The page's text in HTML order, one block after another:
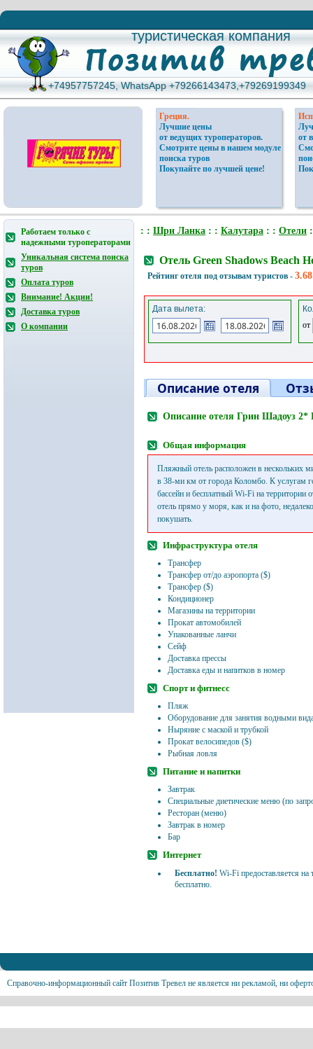
туристическая компания
туристическая компания
+74957757245, WhatsApp +79266143473,+79269199349
+74957757245, WhatsApp +79266143473,+79269199349
Греция.
Лучшие цены
от ведущих туроператоров.
Смотрите цены в нашем модуле
поиска туров
Покупайте по лучшей цене!
от
Работаем только с
надежными туроператорами
Уникальная система поиска
туров
Оплата туров
Внимание! Акции!
Доставка туров
О компании
: : Шри Ланка : : Калутара : : Отели
Отель Green Shadows Beach
Рейтинг отеля под отзывам туристов -
Дата вылета:
от
Описание отеля
Описание отеля Грин Шадоуз 2*
Общая информация
Пляжный отель расположен в нескольких
в 38-ми км от города Коломбо. К услугам
бассейн и бесплатный Wi-Fi на территории
отель прямо у моря, как и на фото,
покушать.
Инфраструктура отеля
Трансфер
Трансфер от/до аэропорта ($)
Трансфер ($)
Кондиционер
Магазины на территории
Прокат автомобилей
Упакованные ланчи
Сейф
Доставка прессы
Доставка еды и напитков в номер
Спорт и фитнесс
Пляж
Оборудование для занятия водными
Ныряние с маской и трубкой
Прокат велосипедов ($)
Рыбная ловля
Питание и напитки
Завтрак
Специальные диетические меню (по
Ресторан (меню)
Завтрак в номер
Бар
Интернет
Бесплатно! Wi-Fi предоставляется на
бесплатно.
Справочно-информационный сайт Позитив Тревел не является ни рекламой, ни